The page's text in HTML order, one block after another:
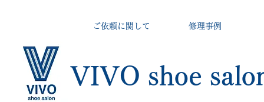
VIVO shoe
ご依頼に関して 修理事例